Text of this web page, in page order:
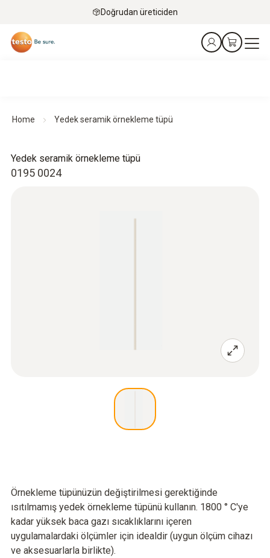
Doğrudan üreticiden
Home Yedek seramik örnekleme tüpü
0195 0024
Yedek seramik örnekleme tüpü
Örnekleme tüpünüzün değiştirilmesi gerektiğinde
ısıtılmamış yedek örnekleme tüpünü kullanın. 1800 ° C'ye
kadar yüksek baca gazı sıcaklıklarını içeren
uygulamalardaki ölçümler için idealdir (uygun ölçüm cihazı
ve aksesuarlarla birlikte).